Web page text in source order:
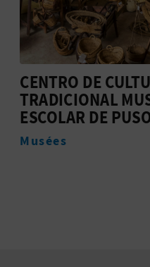
PORT JARDÍN
Hébergement